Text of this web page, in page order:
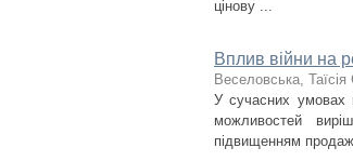
цінову ...
Вплив війни на
Веселовська, Таїсія
У сучасних умовах
можливостей
підвищенням